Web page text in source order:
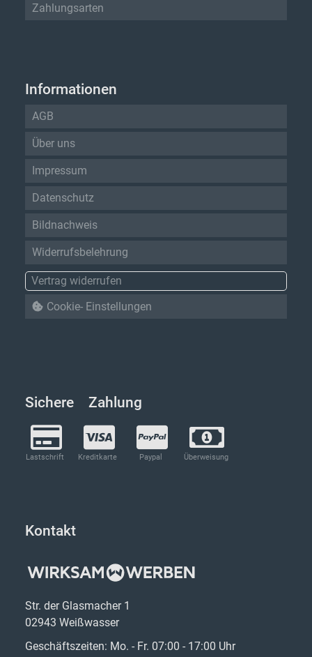
Sichere Zahlung
Lastschrift Kreditkarte Paypal Überweisung
Zahlungsarten
Informationen
AGB
Über uns
Impressum
Datenschutz
Bildnachweis
Widerrufsbelehrung
Vertrag widerrufen
Cookie- Einstellungen
Kontakt
Str. der Glasmacher 1
02943 Weißwasser
Geschäftszeiten: Mo. - Fr. 07:00 - 17:00 Uhr